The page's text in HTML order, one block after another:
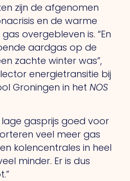
zijn de afgenomen
en de warme
overgebleven is. “En
aardgas op de
zachte winter was”,
energietransitie bij
Groningen in het NOS
lage gasprijs goed voor
veel meer gas
kolencentrales in heel
minder. Er is dus